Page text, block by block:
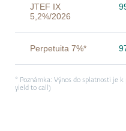
JTEF IX
5,2%/2026
Perpetuita 7%*
* Poznámka: Výnos do splatnosti je
yield to call)